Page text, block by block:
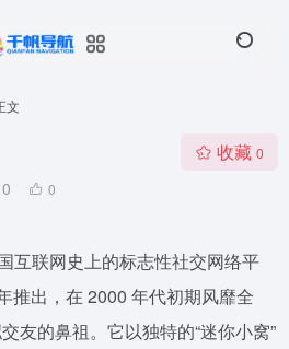
文
0 0
收藏 0
互联网史上的标志性社交网络平
推出，在 2000 年代初期风靡全
友的鼻祖。它以独特的“迷你小窝”